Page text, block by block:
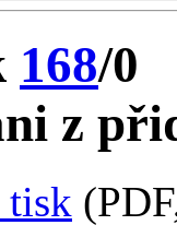
168/0
z
tisk